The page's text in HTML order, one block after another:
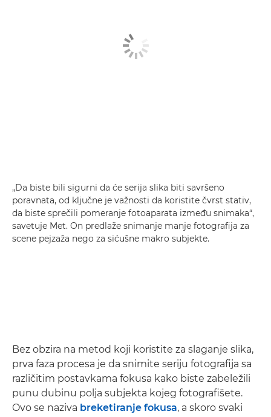
„Da biste bili sigurni da će serija slika biti savršeno
poravnata, od ključne je važnosti da koristite čvrst stativ,
da biste sprečili pomeranje fotoaparata između snimaka“,
savetuje Met. On predlaže snimanje manje fotografija za
scene pejzaža nego za sićušne makro subjekte.
Bez obzira na metod koji koristite za slaganje slika,
prva faza procesa je da snimite seriju fotografija sa
različitim postavkama fokusa kako biste zabeležili
punu dubinu polja subjekta kojеg fotografišete.
Ovo se naziva breketiranje fokusa, a skoro svaki